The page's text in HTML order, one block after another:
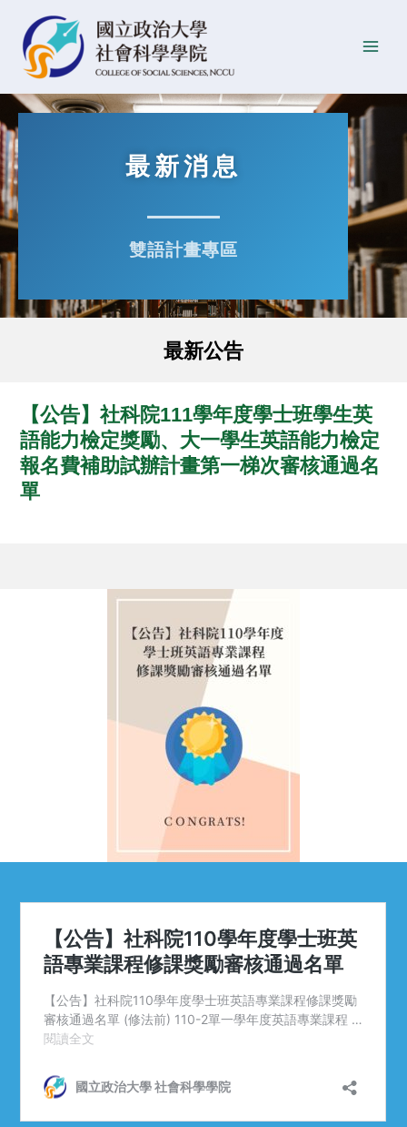
容
最新消息
雙語計畫專區
最新公告
【公告】社科院111學年度學士班學生英
語能力檢定獎勵、大一學生英語能力檢定
報名費補助試辦計畫第一梯次審核通過名
單